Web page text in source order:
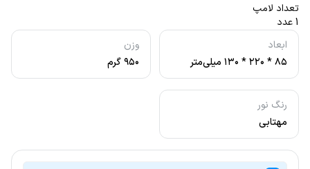
ابعاد
۸۵ * ۲۲۰ * ۱۳۰ میلی‌متر
وزن
۹۵۰ گرم
رنگ نور
مهتابی
تعداد لامپ
1 عدد